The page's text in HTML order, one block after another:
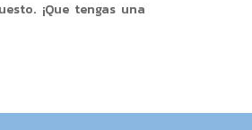
¡Que tengas una